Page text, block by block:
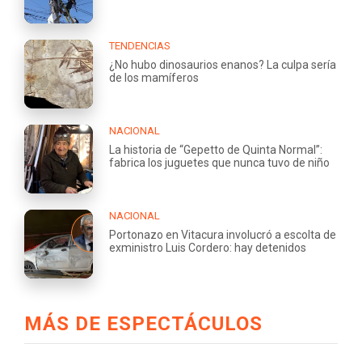
TENDENCIAS
¿No hubo dinosaurios enanos? La culpa sería
de los mamíferos
NACIONAL
La historia de “Gepetto de Quinta Normal”:
fabrica los juguetes que nunca tuvo de niño
NACIONAL
Portonazo en Vitacura involucró a escolta de
exministro Luis Cordero: hay detenidos
MÁS DE ESPECTÁCULOS